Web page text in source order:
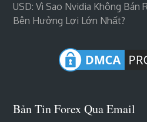
USD: Vì Sao Nvidia Không Bán
Bên Hưởng Lợi Lớn Nhất?
Bản Tin Forex Qua Email